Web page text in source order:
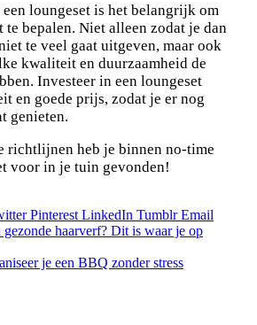
loungeset is het belangrijk om
te bepalen. Niet alleen zodat je dan
te veel gaat uitgeven, maar ook
kwaliteit en duurzaamheid de
Investeer in een loungeset
en goede prijs, zodat je er nog
genieten.
richtlijnen heb je binnen no-time
voor in je tuin gevonden!
Pinterest LinkedIn Tumblr Email
gezonde haarverf? Dit is waar je op
je een BBQ zonder stress